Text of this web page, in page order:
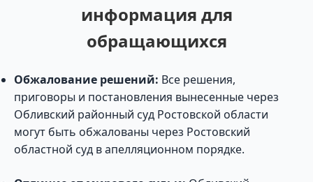
информация для
обращающихся
Обжалование решений: Все решения,
приговоры и постановления вынесенные через
Обливский районный суд Ростовской области
могут быть обжалованы через Ростовский
областной суд в апелляционном порядке.